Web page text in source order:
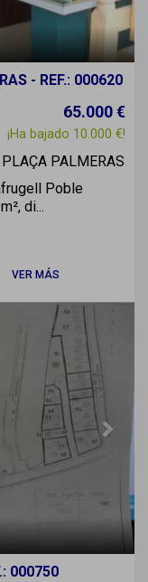
- REF.: 000620
65.000 €
¡Ha bajado 10.000 €!
PALMERAS
Poble
di...
VER MÁS
000750